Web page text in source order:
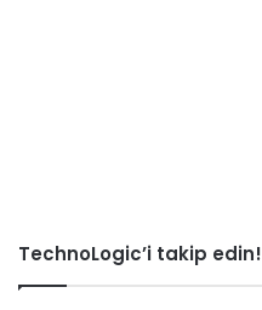
TechnoLogic’i takip edin!